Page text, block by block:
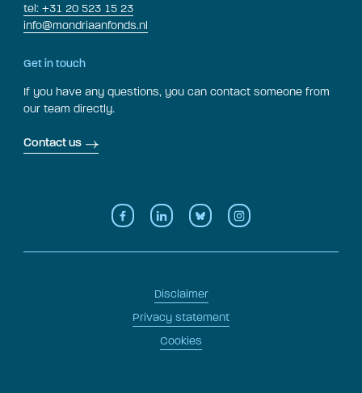
tel: +31 20 523 15 23
info@mondriaanfonds.nl
Get in touch
If you have any questions, you can contact someone from
our team directly.
Contact us
Disclaimer
Privacy statement
Cookies